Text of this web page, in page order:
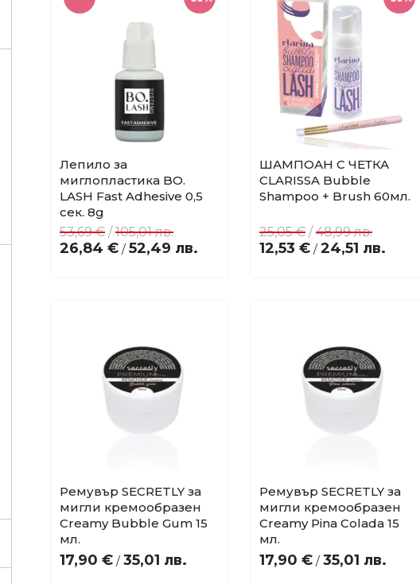
Добави
в
любими
Лепило за
миглопластика BO.
LASH Fast Adhesive 0,5
сек. 8g
26,84 € / 52,49 лв.
53,69 € /105,01 лв.
Добави
в
любими
Купи
ШАМПОАН С ЧЕТКА
CLARISSA Bubble
Shampoo + Brush 60мл.
12,53 € / 24,51 лв.
25,05 € /48,99 лв.
Добави
в
любими
Купи
Ремувър SECRETLY за
мигли кремообразен
Creamy Bubble Gum 15
мл.
17,90 € / 35,01 лв.
Добави
в
любими
Ремувър SECRETLY за
мигли кремообразен
Creamy Pina Colada 15
мл.
17,90 € / 35,01 лв.